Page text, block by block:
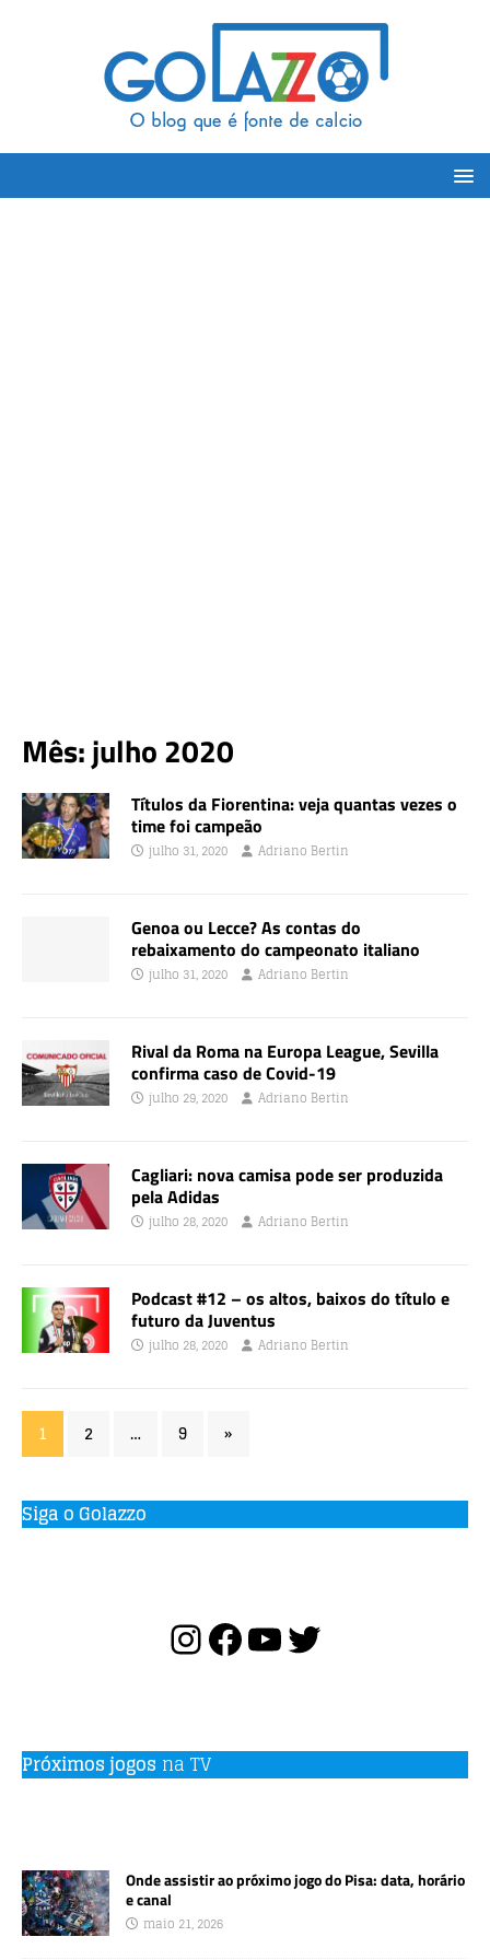
Mês:julho 2020
Títulos da Fiorentina: veja quantas vezes o
time foi campeão
julho 31, 2020 Adriano Bertin
Genoa ou Lecce? As contas do
rebaixamento do campeonato italiano
julho 31, 2020 Adriano Bertin
Rival da Roma na Europa League, Sevilla
confirma caso de Covid-19
julho 29, 2020 Adriano Bertin
Cagliari: nova camisa pode ser produzida
pela Adidas
julho 28, 2020 Adriano Bertin
Podcast #12 – os altos, baixos do título e
futuro da Juventus
julho 28, 2020 Adriano Bertin
1 2 … 9 »
Siga o Golazzo
Próximos jogos na TV
Onde assistir ao próximo jogo do Pisa: data, horário
e canal
maio 21, 2026